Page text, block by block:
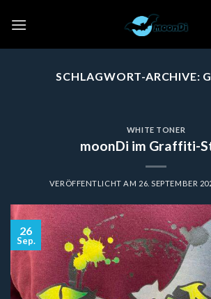
Inhalt
SCHLAGWORT-ARCHIVE:
WHITE TONER
moonDi im Graffiti-
VERÖFFENTLICHT AM 26. SEPTEMBER
26
Sep.